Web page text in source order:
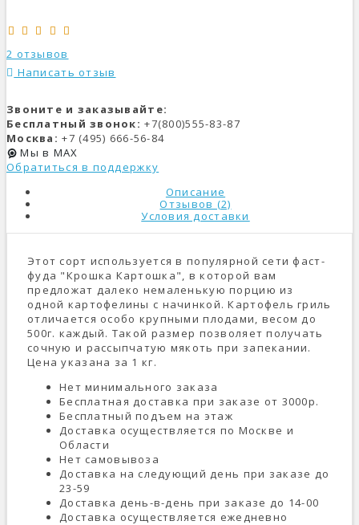
2 отзывов
Написать отзыв
Звоните и заказывайте:
Бесплатный звонок: +7(800)555-83-87
Москва: +7 (495) 666-56-84
Мы в MAX
Обратиться в поддержку
Описание
Отзывов (2)
Условия доставки
Этот сорт используется в популярной сети фаст-
фуда "Крошка Картошка", в которой вам
предложат далеко немаленькую порцию из
одной картофелины с начинкой. Картофель гриль
отличается особо крупными плодами, весом до
500г. каждый. Такой размер позволяет получать
сочную и рассыпчатую мякоть при запекании.
Цена указана за 1 кг.
Нет минимального заказа
Бесплатная доставка при заказе от 3000р.
Бесплатный подъем на этаж
Доставка осуществляется по Москве и
Области
Нет самовывоза
Доставка на следующий день при заказе до
23-59
Доставка день-в-день при заказе до 14-00
Доставка осуществляется ежедневно